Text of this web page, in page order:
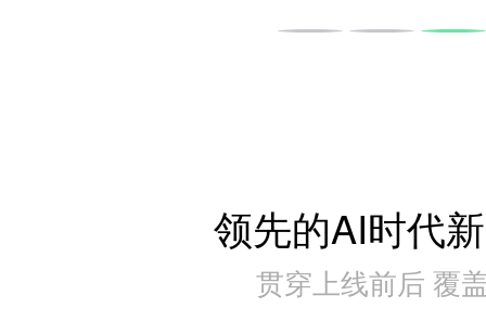
领先的AI时代
贯穿上线前后 覆